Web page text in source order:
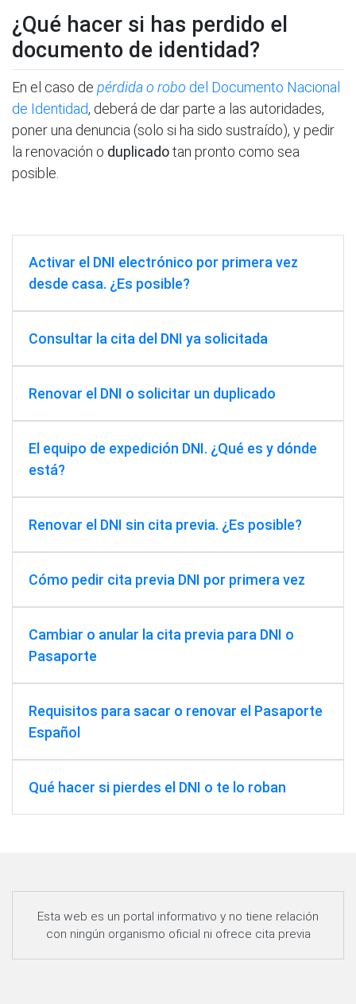
¿Qué hacer si has perdido el
documento de identidad?
En el caso de pérdida o robo del Documento Nacional
de Identidad, deberá de dar parte a las autoridades,
poner una denuncia (solo si ha sido sustraído), y pedir
la renovación o duplicadotan pronto como sea
posible.
Activar el DNI electrónico por primera vez
desde casa. ¿Es posible?
Consultar la cita del DNI ya solicitada
Renovar el DNI o solicitar un duplicado
El equipo de expedición DNI. ¿Qué es y dónde
está?
Renovar el DNI sin cita previa. ¿Es posible?
Cómo pedir cita previa DNI por primera vez
Cambiar o anular la cita previa para DNI o
Pasaporte
Requisitos para sacar o renovar el Pasaporte
Español
Qué hacer si pierdes el DNI o te lo roban
Esta web es un portal informativo y no tiene relación
con ningún organismo oficial ni ofrece cita previa